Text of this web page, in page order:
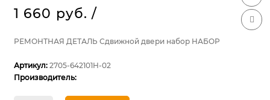
1 660 руб. /
РЕМОНТНАЯ ДЕТАЛЬ Сдвижной двери набор НАБОР
Артикул: 2705-642101Н-02
Производитель: